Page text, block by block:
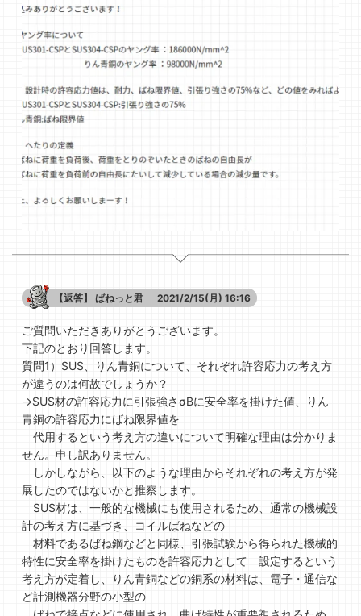
【返答】 ばねっと君 2021/2/15(月) 16:16
ご質問いただきありがとうございます。
下記のとおり回答します。
質問1）SUS、りん青銅について、それぞれ許容応力の考え方
が違うのは何故でしょうか？
→SUS材の許容応力に引張強さσBに安全率を掛けた値、りん
青銅の許容応力にばね限界値を
代用するという考え方の違いについて明確な理由は分かりま
せん。申し訳ありません。
しかしながら、以下のような理由からそれぞれの考え方が発
展したのではないかと推察します。
SUS材は、一般的な機械にも使用されるため、通常の機械設
計の考え方に基づき、コイルばねなどの
材料であるばね鋼などと同様、引張試験から得られた機械的
特性に安全率を掛けたものを許容応力として 設定するという
考え方が定着し、りん青銅などの銅系の材料は、電子・通信な
ど計測機器分野の小型の